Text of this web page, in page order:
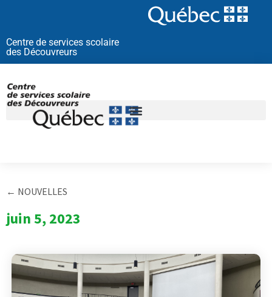
Centre de services scolaire
des Découvreurs
← NOUVELLES
juin 5, 2023